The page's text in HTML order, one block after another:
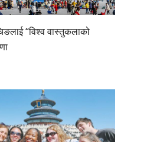
“विश्व वास्तुकलाको